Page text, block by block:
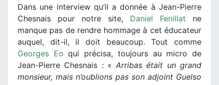
Dans une interview qu’il a donnée à Jean-Pierre
Chesnais pour notre site, Daniel Fenillat ne
manque pas de rendre hommage à cet éducateur
auquel, dit-il, il doit beaucoup. Tout comme
Georges Eo qui précisa, toujours au micro de
Jean-Pierre Chesnais : «Arribas était un grand
monsieur, mais n’oublions pas son adjoint Guelso